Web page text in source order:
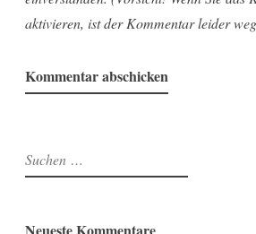
aktivieren, ist der Kommentar leider
Suchen
nach:
Neueste Kommentare